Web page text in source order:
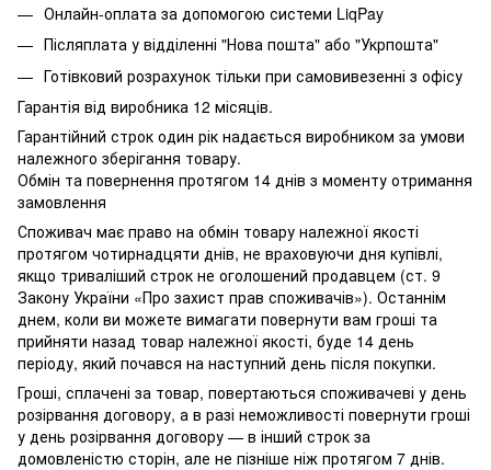
Онлайн-оплата за допомогою системи LiqPay
Післяплата у відділенні "Нова пошта" або "Укрпошта"
Готівковий розрахунок тільки при самовивезенні з офісу
Гарантія від виробника 12 місяців.
Гарантійний строк один рік надається виробником за умови
належного зберігання товару.
Обмін та повернення протягом 14 днів з моменту отримання
замовлення
Споживач має право на обмін товару належної якості
протягом чотирнадцяти днів, не враховуючи дня купівлі,
якщо триваліший строк не оголошений продавцем (ст. 9
Закону України «Про захист прав споживачів»). Останнім
днем, коли ви можете вимагати повернути вам гроші та
прийняти назад товар належної якості, буде 14 день
періоду, який почався на наступний день після покупки.
Гроші, сплачені за товар, повертаються споживачеві у день
розірвання договору, а в разі неможливості повернути гроші
у день розірвання договору — в інший строк за
домовленістю сторін, але не пізніше ніж протягом 7 днів.